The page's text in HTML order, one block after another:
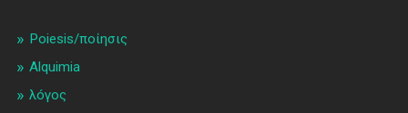
Poiesis/ποίησις
Alquimia
λóγος